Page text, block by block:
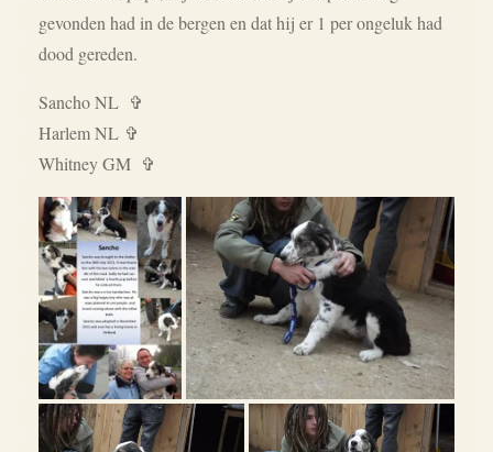
gevonden had in de bergen en dat hij er 1 per ongeluk had
dood gereden.
Sancho NL ✞
Harlem NL ✞
Whitney GM ✞